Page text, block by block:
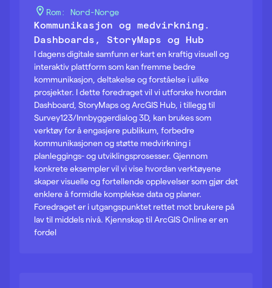
Kommunikasjon og medvirkning.
Dashboards, StoryMaps og Hub
I dagens digitale samfunn er kart en kraftig visuell og
interaktiv plattform som kan fremme bedre
kommunikasjon, deltakelse og forståelse i ulike
prosjekter. I dette foredraget vil vi utforske hvordan
Dashboard, StoryMaps og ArcGIS Hub, i tillegg til
Survey123/Innbyggerdialog 3D, kan brukes som
verktøy for å engasjere publikum, forbedre
kommunikasjonen og støtte medvirkning i
planleggings- og utviklingsprosesser. Gjennom
konkrete eksempler vil vi vise hvordan verktøyene
skaper visuelle og fortellende opplevelser som gjør det
enklere å formidle komplekse data og planer.
Foredraget er i utgangspunktet rettet mot brukere på
lav til middels nivå. Kjennskap til ArcGIS Online er en
fordel
Rom: Nord-Norge